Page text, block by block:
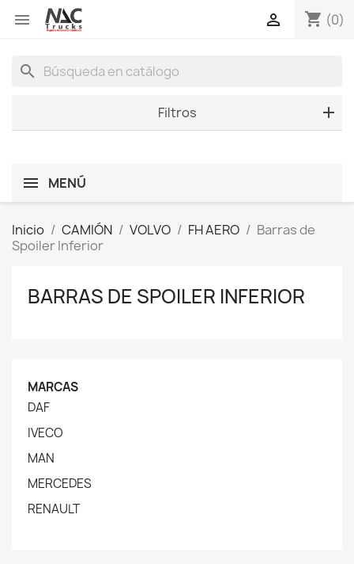
 shopping_cart (0)

search
Filtros
MENÚ
Inicio CAMIÓN VOLVO FH AERO
Barras de
Spoiler Inferior
BARRAS DE SPOILER INFERIOR
MARCAS
DAF
IVECO
MAN
MERCEDES
RENAULT